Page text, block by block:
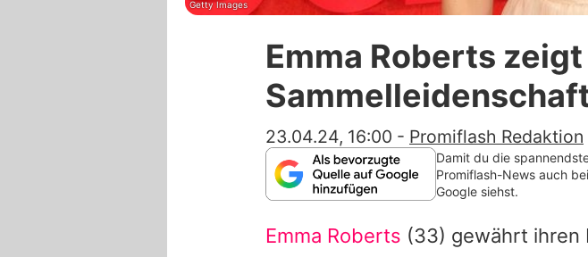
Utiq
Getty Images
Emma Roberts
23.04.24, 16:00 - Promiflash Redaktion
Damit du die
Promiflash-News auch bei
Google siehst.
Emma Roberts (33) gewährt ihren